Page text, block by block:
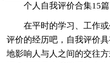
个人自我评价合集15篇
在平时的学习、工作
评价的经历吧，自我评价
地影响人与人之间的交往